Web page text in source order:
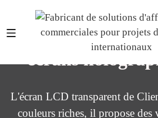
Écrans LCD
écrans
L'écran LCD transparent de
couleurs riches, il propose